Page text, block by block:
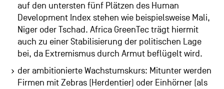
auf den untersten fünf Plätzen des Human
Development Index stehen wie beispielsweise Mali,
Niger oder Tschad. Africa GreenTec trägt hiermit
auch zu einer Stabilisierung der politischen Lage
bei, da Extremismus durch Armut beflügelt wird.
der ambitionierte Wachstumskurs: Mitunter werden
Firmen mit Zebras (Herdentier) oder Einhörner (als